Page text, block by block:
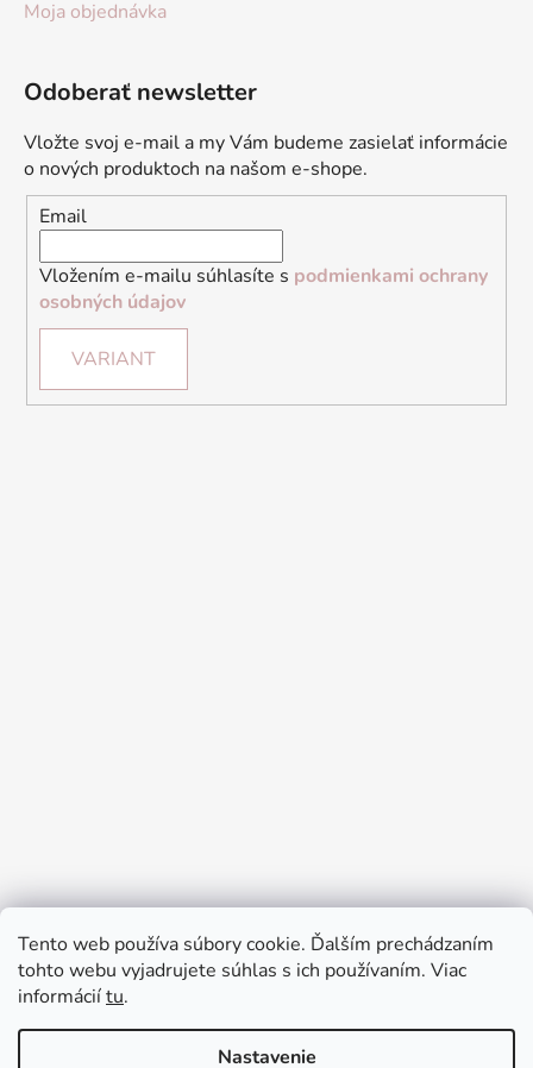
Tento web používa súbory cookie. Ďalším prechádzaním
tohto webu vyjadrujete súhlas s ich používaním. Viac
informáciítu.
Nastavenie
Moja objednávka
Odoberať newsletter
Vložte svoj e-mail a my Vám budeme zasielať informácie
o nových produktoch na našom e-shope.
Email
Vložením e-mailu súhlasíte s podmienkami ochrany
osobných údajov
VARIANT
Prijímame online platby